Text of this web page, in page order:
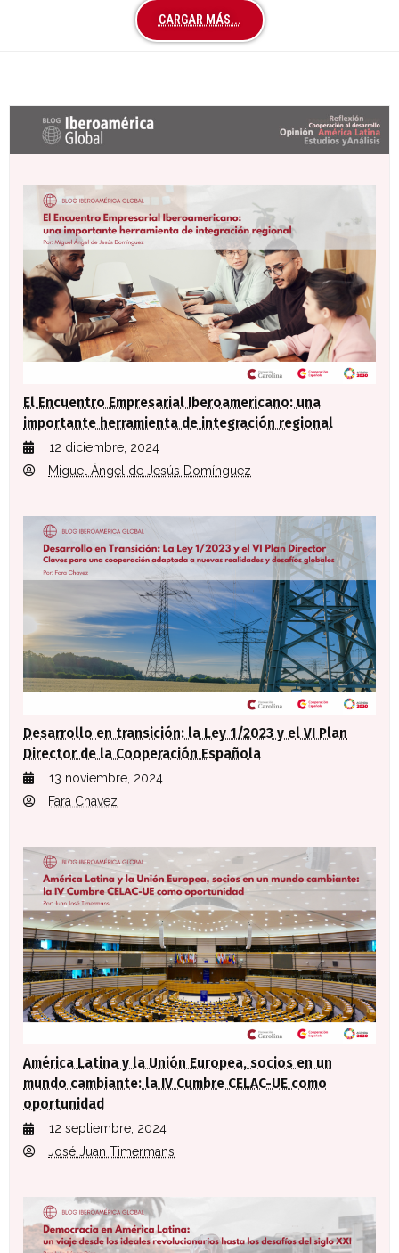
CARGAR MÁS...
Últimas entradas Blog Iberoamérica global
El Encuentro Empresarial Iberoamericano: una
importante herramienta de integración regional
12 diciembre, 2024
Miguel Ángel de Jesús Domínguez
Desarrollo en transición: la Ley 1/2023 y el VI Plan
Director de la Cooperación Española
13 noviembre, 2024
Fara Chavez
América Latina y la Unión Europea, socios en un
mundo cambiante: la IV Cumbre CELAC-UE como
oportunidad
12 septiembre, 2024
José Juan Timermans